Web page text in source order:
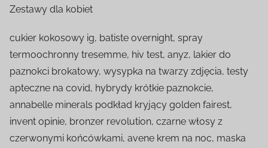
Zestawy dla kobiet
cukier kokosowy ig, batiste overnight, spray
termoochronny tresemme, hiv test, anyz, lakier do
paznokci brokatowy, wysypka na twarzy zdjęcia, testy
apteczne na covid, hybrydy krótkie paznokcie,
annabelle minerals podkład kryjący golden fairest,
invent opinie, bronzer revolution, czarne włosy z
czerwonymi końcówkami, avene krem na noc, maska